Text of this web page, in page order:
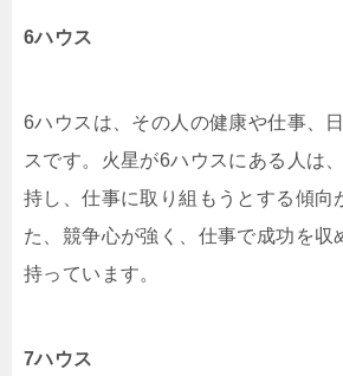
6ハウス
6ハウスは、その人の健康や仕事、
スです。火星が6ハウスにある人は
持し、仕事に取り組もうとする傾向
た、競争心が強く、仕事で成功を収
持っています。
7ハウス